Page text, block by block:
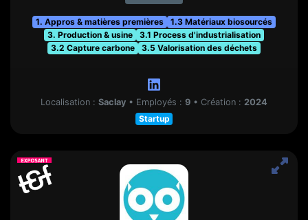
1. Appros & matières premières
1.3 Matériaux biosourcés
3. Production & usine
3.1 Process d'industrialisation
3.2 Capture carbone
3.5 Valorisation des déchets
Localisation : Saclay • Employés : 9 • Création : 2024
Startup